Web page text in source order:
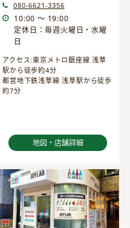
080-6621-3356
10:00 ～ 19:00
定休日：毎週火曜日・水曜
日
アクセス:東京メトロ銀座線 浅草
駅から徒歩約4分
都営地下鉄浅草線 浅草駅から徒歩
約7分
地図・店舗詳細